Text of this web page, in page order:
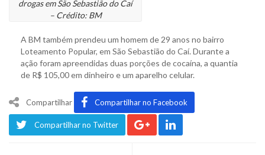
drogas em São Sebastião do Caí
– Crédito: BM
A BM também prendeu um homem de 29 anos no bairro
Loteamento Popular, em São Sebastião do Caí. Durante a
ação foram apreendidas duas porções de cocaína, a quantia
de R$ 105,00 em dinheiro e um aparelho celular.
Compartilhar Compartilhar no Facebook
Compartilhar no Twitter